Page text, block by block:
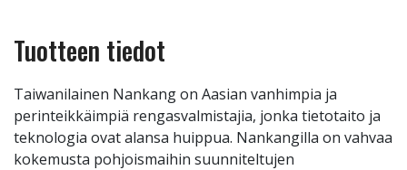
Tuotteen tiedot
Taiwanilainen Nankang on Aasian vanhimpia ja
perinteikkäimpiä rengasvalmistajia, jonka tietotaito ja
teknologia ovat alansa huippua. Nankangilla on vahvaa
kokemusta pohjoismaihin suunniteltujen